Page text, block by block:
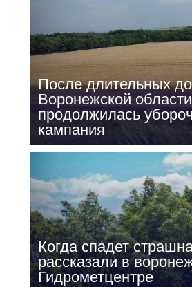
После длительных
Воронежской области
продолжилась
кампания
Когда спадет
рассказали в
Гидрометцентре